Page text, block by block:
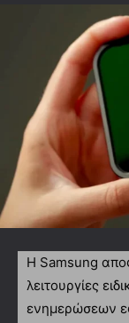
Η Samsung
λειτουργίες
ενημερώσεων